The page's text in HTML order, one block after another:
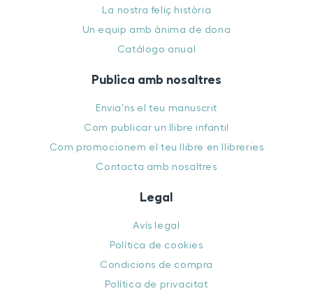
La nostra feliç història
Un equip amb ànima de dona
Catálogo anual
Publica amb nosaltres
Envia’ns el teu manuscrit
Com publicar un llibre infantil
Com promocionem el teu llibre en llibreries
Contacta amb nosaltres
Legal
Avís legal
Política de cookies
Condicions de compra
Política de privacitat